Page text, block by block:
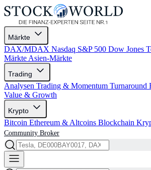
Märkte
DAX/MDAX Nasdaq S&P 500 Dow Jones
Märkte Asien-Märkte
Trading
Analysen Trading & Momentum Turnaround
Value & Growth
Krypto
Bitcoin Ethereum & Altcoins Blockchain
Community Broker